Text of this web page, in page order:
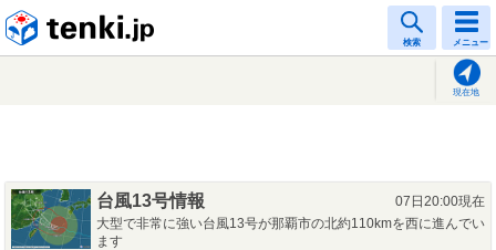
検索 メニュー
現在地
台風13号情報
07日20:00現在
大型で非常に強い台風13号が那覇市の北約110kmを西に進んでい
ます